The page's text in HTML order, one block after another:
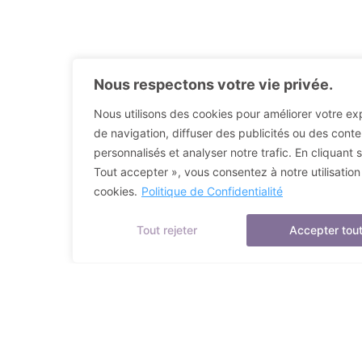
Nous respectons votre vie privée.
Nous utilisons des cookies pour améliorer votre
de navigation, diffuser des publicités ou des
personnalisés et analyser notre trafic. En cliquant
Tout accepter », vous consentez à notre
cookies. Politique de Confidentialité
Tout rejeter Accepter tout